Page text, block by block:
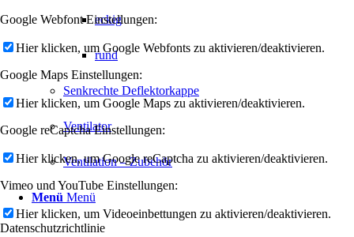
eckig
rund
Senkrechte Deflektorkappe
Ventilator
Ventilation – Zubehör
Menü Menü
Google Webfont Einstellungen:
Hier klicken, um Google Webfonts zu aktivieren/deaktivieren.
Google Maps Einstellungen:
Hier klicken, um Google Maps zu aktivieren/deaktivieren.
Google reCaptcha Einstellungen:
Hier klicken, um Google reCaptcha zu aktivieren/deaktivieren.
Vimeo und YouTube Einstellungen:
Hier klicken, um Videoeinbettungen zu aktivieren/deaktivieren.
Datenschutzrichtlinie